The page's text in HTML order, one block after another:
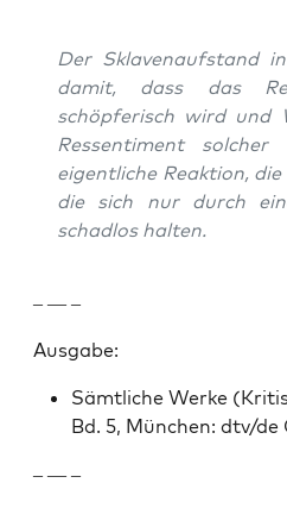
Der Sklave­nauf­s­tand
damit, dass das
schöpferisch wird und
Ressen­ti­ment
eigentliche Reak­tion,
die sich nur durch
schad­los hal­ten.
– — –
Aus­gabe:
Sämtliche Werke
Bd. 5, München: dtv/
– — –